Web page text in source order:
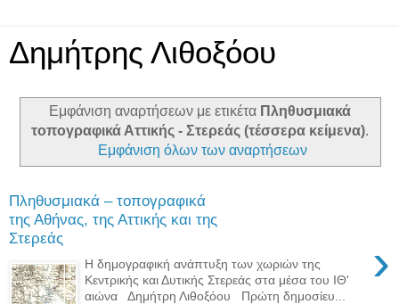
Δημήτρης Λιθοξόου
Εμφάνιση αναρτήσεων με ετικέτα Πληθυσμιακά
τοπογραφικά Αττικής - Στερεάς (τέσσερα κείμενα).
Εμφάνιση όλων των αναρτήσεων
Πληθυσμιακά – τοπογραφικά
της Αθήνας, της Αττικής και της
Στερεάς
›
Η δημογραφική ανάπτυξη των χωριών της
Κεντρικής και Δυτικής Στερεάς στα μέσα του ΙΘ'
αιώνα Δημήτρη Λιθοξόου Πρώτη δημοσίευ...